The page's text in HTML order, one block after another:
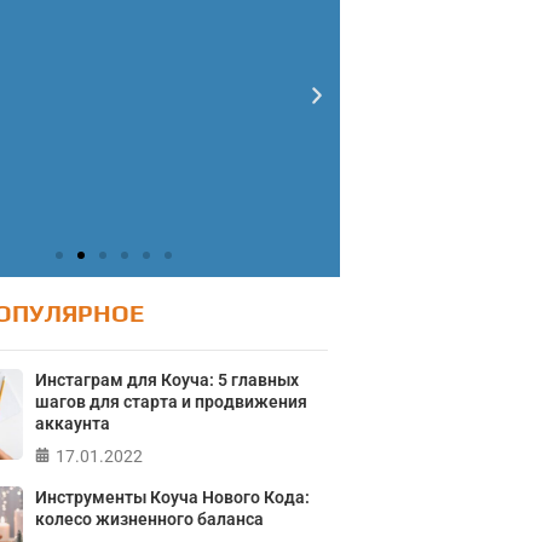
Тест: Как я
свою
Инстаграм для Коуча: 5 главных
шагов для старта и продвижения
аккаунта
17.01.2022
Инструменты Коуча Нового Кода:
колесо жизненного баланса